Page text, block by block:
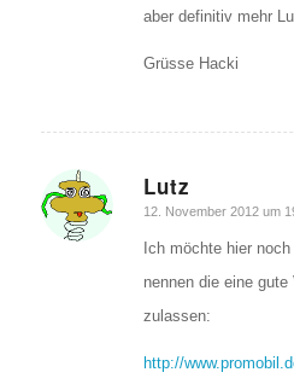
aber definitiv mehr
Grüsse Hacki
Lutz
sagte:
12. November 2012 um
Ich möchte hier
nennen die eine gute
zulassen:
http://